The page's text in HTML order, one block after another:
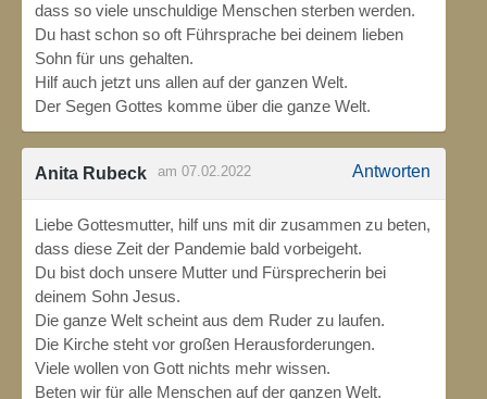
dass so viele unschuldige Menschen sterben werden.
Du hast schon so oft Führsprache bei deinem lieben
Sohn für uns gehalten.
Hilf auch jetzt uns allen auf der ganzen Welt.
Der Segen Gottes komme über die ganze Welt.
Anita Rubeck am 07.02.2022 Antworten
Liebe Gottesmutter, hilf uns mit dir zusammen zu beten,
dass diese Zeit der Pandemie bald vorbeigeht.
Du bist doch unsere Mutter und Fürsprecherin bei
deinem Sohn Jesus.
Die ganze Welt scheint aus dem Ruder zu laufen.
Die Kirche steht vor großen Herausforderungen.
Viele wollen von Gott nichts mehr wissen.
Beten wir für alle Menschen auf der ganzen Welt.